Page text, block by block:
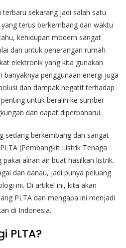
terbaru sekarang jadi salah satu
terus berkembang dari waktu
kehidupan modern sangat
dari untuk penerangan rumah
elektronik yang kita gunakan
banyaknya penggunaan energi juga
dan dampak negatif terhadap
untuk beralih ke sumber
dan dapat diperbaharui.
sedang berkembang dan sangat
(Pembangkit Listrik Tenaga
aliran air buat hasilkan listrik.
dan danau, jadi punya peluang
ini. Di artikel ini, kita akan
PLTA dan mengapa ini menjadi
di Indonesia.
PLTA?